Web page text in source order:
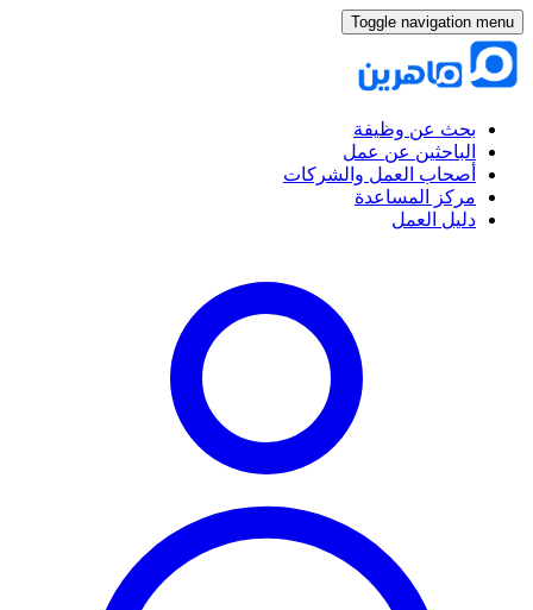
Toggle navigation menu
بحث عن وظيفة
الباحثين عن عمل
أصحاب العمل والشركات
مركز المساعدة
دليل العمل